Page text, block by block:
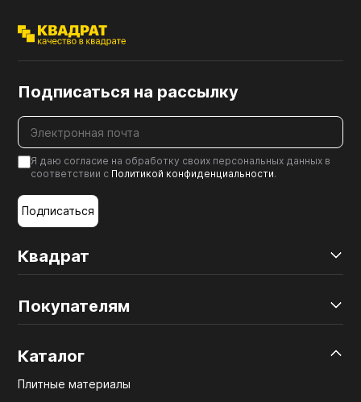
Квадрат
Покупателям
Каталог
Плитные материалы
Подписаться на рассылку
Я даю согласие на обработку своих персональных данных в
соответствии с Политикой конфиденциальности.
Подписаться